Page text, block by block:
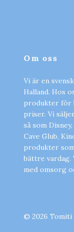
Om oss
Vi är en
Halland. Hos
produkter för
priser. Vi
så som
Cave Glub,
produkter
bättre vardag.
med omsorg
© 2026 Tomiti